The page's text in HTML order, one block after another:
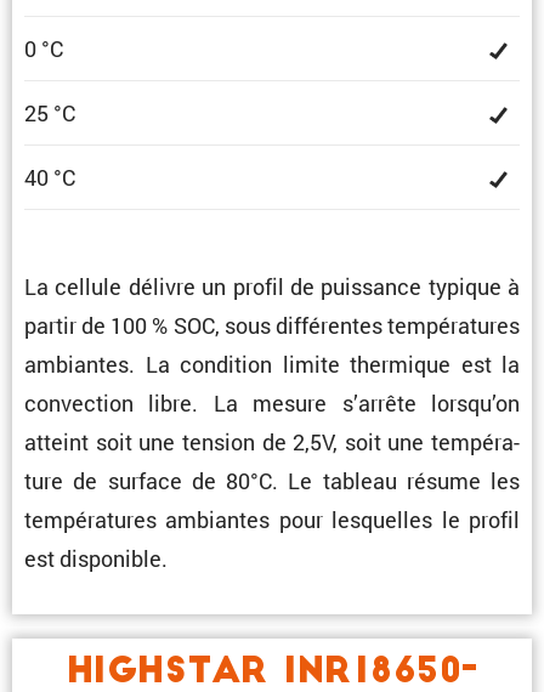
0 °C
25 °C
40 °C
La cellule délivre un profil de puissance typique à
partir de 100 % SOC, sous diffé­rentes tempé­ra­tures
ambiantes. La condi­tion limite thermique est la
convec­tion libre. La mesure s’arrête lorsqu’on
atteint soit une tension de 2,5V, soit une tempé­ra­
ture de surface de 80°C. Le tableau résume les
tempé­ra­tures ambiantes pour lesquelles le profil
est disponible.
HIGHSTAR INR18650-